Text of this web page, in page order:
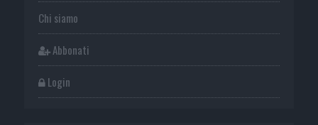
Chi siamo
Abbonati
Login